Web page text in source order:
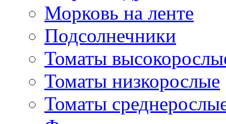
Морковь на ленте
Подсолнечники
Томаты
Томаты низкорослые
Томаты